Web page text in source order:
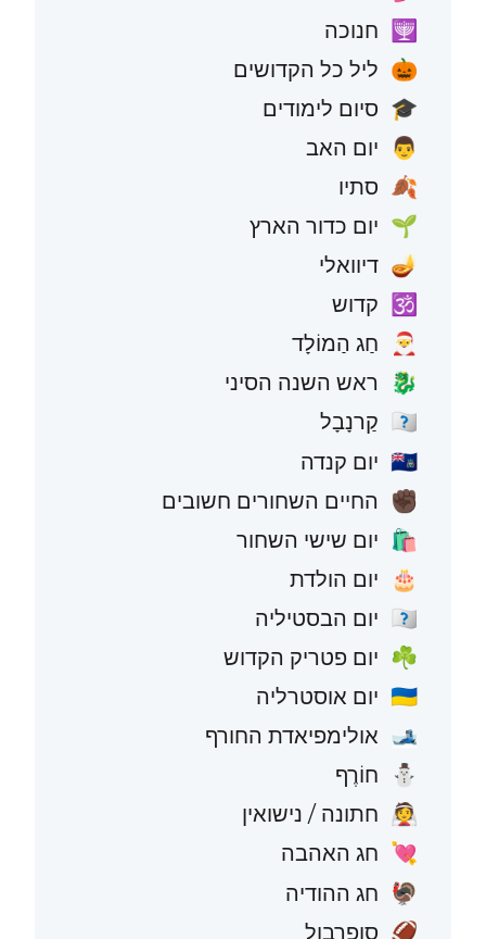
🕎 חנוכה
🎃 ליל כל הקדושים
🎓 סיום לימודים
👨 יום האב
🍂 סתיו
🌱 יום כדור הארץ
🪔 דיוואלי
🕉️ קדוש
🎅 חַג הַמוֹלָד
🐉 ראש השנה הסיני
🇧🇷 קַרנָבָל
🇨🇦 יום קנדה
✊🏿 החיים השחורים חשובים
🛍️ יום שישי השחור
🎂 יום הולדת
🇫🇷 יום הבסטיליה
☘️ יום פטריק הקדוש
🇦🇺 יום אוסטרליה
🎿 אולימפיאדת החורף
⛄ חוֹרֶף
👰 חתונה / נישואין
💘 חג האהבה
🦃 חג ההודיה
🏈 סופרבול